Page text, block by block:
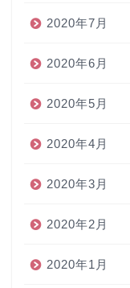
2020年7月
2020年6月
2020年5月
2020年4月
2020年3月
2020年2月
2020年1月